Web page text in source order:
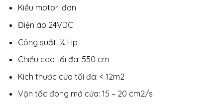
Kiểu motor: đơn
Điện áp 24VDC
Công suất: ¼ Hp
Chiều cao tối đa: 550 cm
Kích thước cửa tối đa: < 12m2
Vận tốc đóng mở cửa: 15 – 20 cm2/s